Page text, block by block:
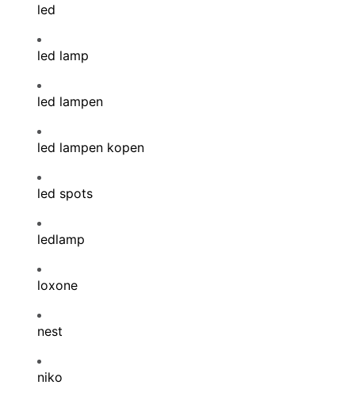
led
led lamp
led lampen
led lampen kopen
led spots
ledlamp
loxone
nest
niko